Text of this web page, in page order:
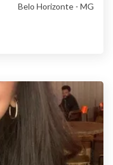
Belo Horizonte - MG